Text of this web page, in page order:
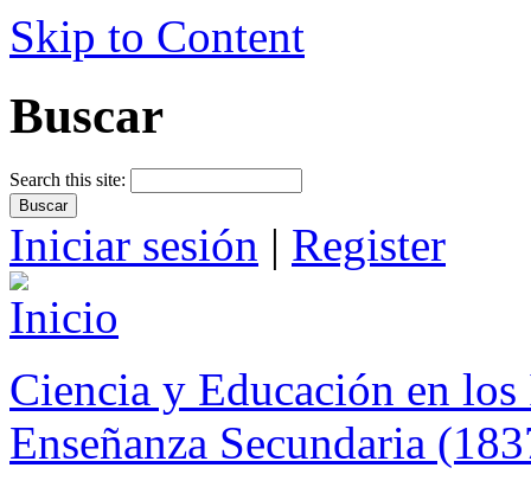
Skip to Content
Buscar
Search this site:
Iniciar sesión | Register
Ciencia y Educación en
Enseñanza Secundaria